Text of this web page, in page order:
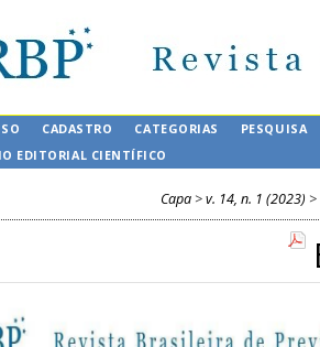
CADASTRO CATEGORIAS
PESQUISA
EDITORIAL CIENTÍFICO
Capa >v. 14, n. 1 (2023) >